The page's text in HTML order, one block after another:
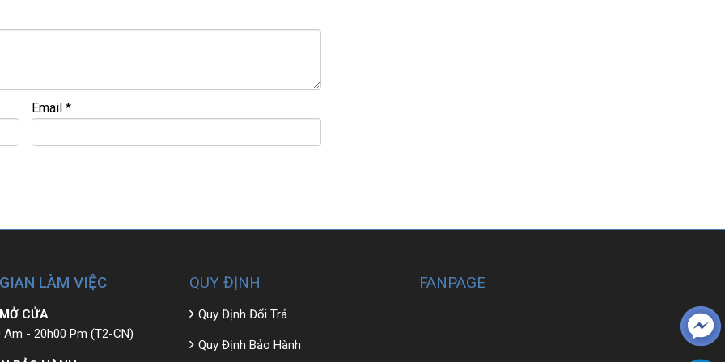
ra hãng check! >>>
Email *
LÀM VIỆC
CỬA
Am - 20h00 Pm (T2-CN)
QUY ĐỊNH
Quy Định Đổi Trả
Quy Định Bảo Hành
FANPAGE